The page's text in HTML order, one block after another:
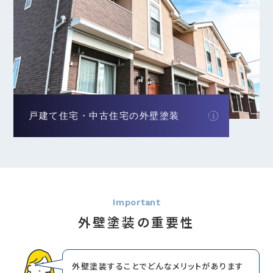
戸建て住宅・中古住宅の外壁塗装
外壁塗装の重要性
外壁塗装することでどんなメリットがあります